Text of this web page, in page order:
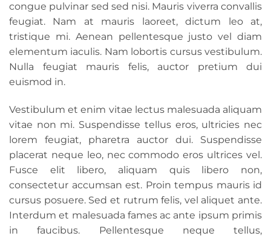
congue pulvinar sed sed nisi. Mauris viverra convallis
feugiat. Nam at mauris laoreet, dictum leo at,
tristique mi. Aenean pellentesque justo vel diam
elementum iaculis. Nam lobortis cursus vestibulum.
Nulla feugiat mauris felis, auctor pretium dui
euismod in.
Vestibulum et enim vitae lectus malesuada aliquam
vitae non mi. Suspendisse tellus eros, ultricies nec
lorem feugiat, pharetra auctor dui. Suspendisse
placerat neque leo, nec commodo eros ultrices vel.
Fusce elit libero, aliquam quis libero non,
consectetur accumsan est. Proin tempus mauris id
cursus posuere. Sed et rutrum felis, vel aliquet ante.
Interdum et malesuada fames ac ante ipsum primis
in faucibus. Pellentesque neque tellus,